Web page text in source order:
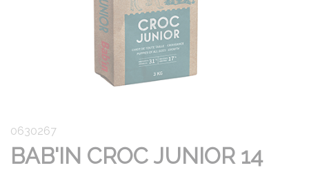
0630267
BAB'IN CROC JUNIOR 14